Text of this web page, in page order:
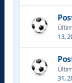
13,
31,